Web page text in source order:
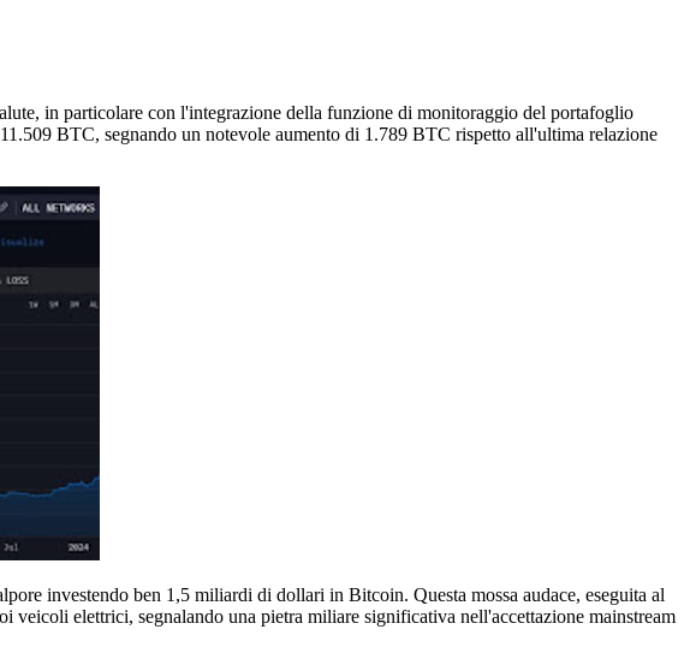
in particolare con l'integrazione della funzione di monitoraggio del portafoglio
BTC, segnando un notevole aumento di 1.789 BTC rispetto all'ultima relazione
investendo ben 1,5 miliardi di dollari in Bitcoin. Questa mossa audace, eseguita al
veicoli elettrici, segnalando una pietra miliare significativa nell'accettazione mainstream